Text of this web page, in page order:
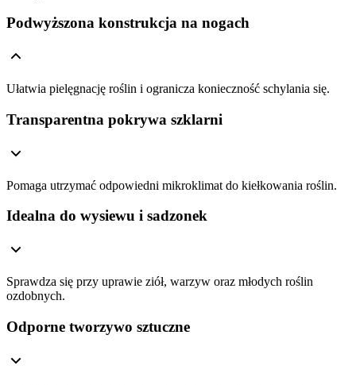
Podwyższona konstrukcja na nogach
Ułatwia pielęgnację roślin i ogranicza konieczność schylania się.
Transparentna pokrywa szklarni
Pomaga utrzymać odpowiedni mikroklimat do kiełkowania roślin.
Idealna do wysiewu i sadzonek
Sprawdza się przy uprawie ziół, warzyw oraz młodych roślin
ozdobnych.
Odporne tworzywo sztuczne